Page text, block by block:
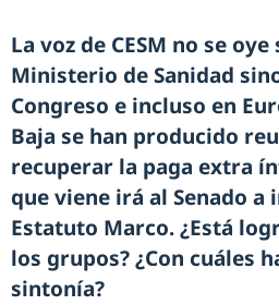
La voz de CESM no se
Ministerio de Sanidad
Congreso e incluso en
Baja se han producido
recuperar la paga extra
que viene irá al Senado
Estatuto Marco. ¿Está
los grupos? ¿Con cuáles
sintonía?